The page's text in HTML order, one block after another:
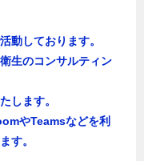
動しております。
生のコンサルティン
します。
やTeamsなどを利
す。